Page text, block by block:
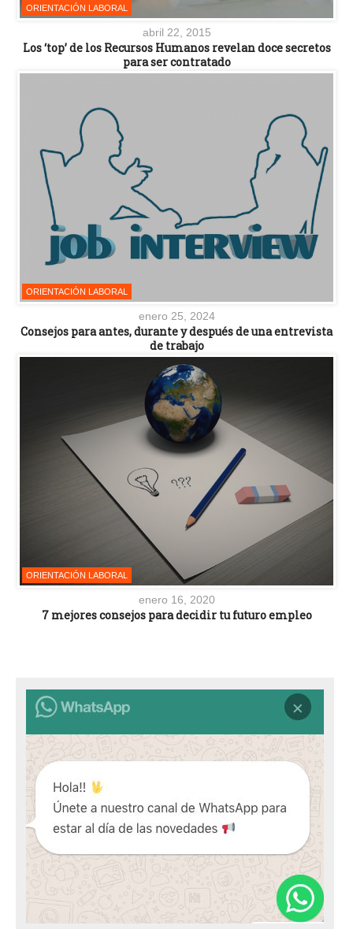
ORIENTACIÓN LABORAL
abril 22, 2015
Los ‘top’ de los Recursos Humanos revelan doce secretos
para ser contratado
ORIENTACIÓN LABORAL
enero 25, 2024
Consejos para antes, durante y después de una entrevista
de trabajo
ORIENTACIÓN LABORAL
enero 16, 2020
7 mejores consejos para decidir tu futuro empleo